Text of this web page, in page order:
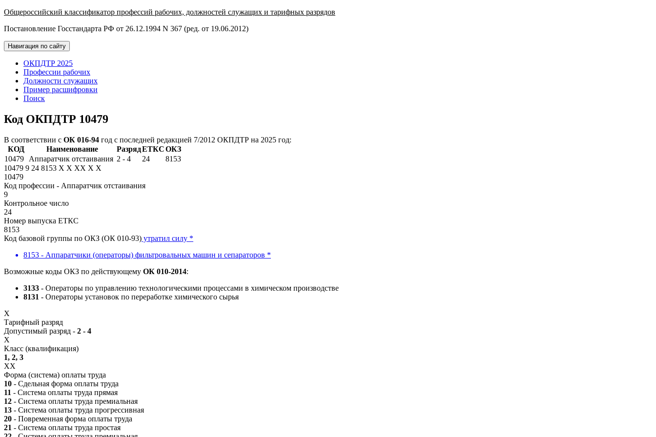
Общероссийский классификатор профессий рабочих, должностей служащих и тарифных разрядов
Постановление Госстандарта РФ от 26.12.1994 N 367 (ред. от 19.06.2012)
Навигация по сайту
ОКПДТР 2025
Профессии рабочих
Должности служащих
Пример расшифровки
Поиск
Код ОКПДТР 10479
В соответствии с ОК 016-94 год с последней редакцией 7/2012 ОКПДТР на 2025 год:
КОД
Наименование РазрядЕТКСОКЗ
10479
Аппаратчик отстаивания 2 - 4 24
8153
10479 9 24 8153 X X XX X X
10479
Код профессии - Аппаратчик отстаивания
9
Контрольное число
24
Номер выпуска ЕТКС
8153
Код базовой группы по ОКЗ (ОК 010-93) утратил силу *
8153 - Аппаратчики (операторы) фильтровальных машин и сепараторов *
Возможные коды ОКЗ по действующему ОК 010-2014:
3133 - Операторы по управлению технологическими процессами в химическом производстве
8131 - Операторы установок по переработке химического сырья
X
Тарифный разряд
Допустимый разряд - 2 - 4
X
Класс (квалификация)
1, 2, 3
XX
Форма (система) оплаты труда
10 - Сдельная форма оплаты труда
11 - Система оплаты труда прямая
12 - Система оплаты труда премиальная
13 - Система оплаты труда прогрессивная
20 - Повременная форма оплаты труда
21 - Система оплаты труда простая